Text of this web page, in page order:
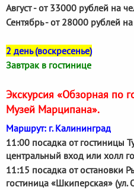
Август - от 33000 рублей на
Сентябрь - от 28000 рублей
2 день (воскресенье)
Завтрак в гостинице
Экскурсия «Обзорная по
Музей Марципана».
Маршрут: г. Калининград
11:00 посадка от гостиницы
центральный вход или холл
11:15 посадка от остановки
гостиница «Шкиперская» (ул.